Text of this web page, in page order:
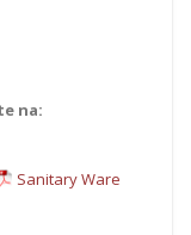
na:
Sanitary Ware